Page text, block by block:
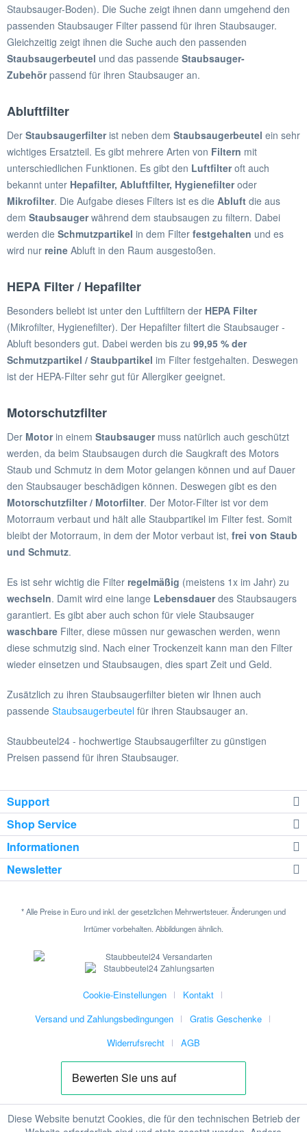
Staubsauger-Boden). Die Suche zeigt ihnen dann umgehend den
passenden Staubsauger Filter passend für ihren Staubsauger.
Gleichzeitig zeigt ihnen die Suche auch den passenden
Staubsaugerbeutel und das passende Staubsauger-
Zubehörpassend für ihren Staubsauger an.
Abluftfilter
Der Staubsaugerfilterist neben dem Staubsaugerbeutel ein sehr
wichtiges Ersatzteil. Es gibt mehrere Arten von Filtern mit
unterschiedlichen Funktionen. Es gibt den Luftfilteroft auch
bekannt unter Hepafilter, Abluftfilter, Hygienefilteroder
Mikrofilter. Die Aufgabe dieses Filters ist es die Abluft die aus
dem Staubsaugerwährend dem staubsaugen zu filtern. Dabei
werden die Schmutzpartikel in dem Filter festgehalten und es
wird nur reine Abluft in den Raum ausgestoßen.
HEPA Filter / Hepafilter
Besonders beliebt ist unter den Luftfiltern der HEPA Filter
(Mikrofilter, Hygienefilter). Der Hepafilter filtert die Staubsauger -
Abluft besonders gut. Dabei werden bis zu 99,95 % der
Schmutzpartikel / Staubpartikel im Filter festgehalten. Deswegen
ist der HEPA-Filter sehr gut für Allergiker geeignet.
Motorschutzfilter
Der Motorin einem Staubsaugermuss natürlich auch geschützt
werden, da beim Staubsaugen durch die Saugkraft des Motors
Staub und Schmutz in dem Motor gelangen können und auf Dauer
den Staubsauger beschädigen können. Deswegen gibt es den
Motorschutzfilter / Motorfilter. Der Motor-Filter ist vor dem
Motorraum verbaut und hält alle Staubpartikel im Filter fest. Somit
bleibt der Motorraum, in dem der Motor verbaut ist, frei von Staub
und Schmutz.
Es ist sehr wichtig die Filter regelmäßig (meistens 1x im Jahr) zu
wechseln. Damit wird eine lange Lebensdauerdes Staubsaugers
garantiert. Es gibt aber auch schon für viele Staubsauger
waschbare Filter, diese müssen nur gewaschen werden, wenn
diese schmutzig sind. Nach einer Trockenzeit kann man den Filter
wieder einsetzen und Staubsaugen, dies spart Zeit und Geld.
Zusätzlich zu ihren Staubsaugerfilter bieten wir Ihnen auch
passende Staubsaugerbeutel für ihren Staubsauger an.
Staubbeutel24 - hochwertige Staubsaugerfilter zu günstigen
Preisen passend für ihren Staubsauger.
Support
Shop Service
Informationen
Newsletter
* Alle Preise in Euro und inkl. der gesetzlichen Mehrwertsteuer. Änderungen und
Irrtümer vorbehalten. Abbildungen ähnlich.
Cookie-Einstellungen
Kontakt
Versand und Zahlungsbedingungen
Gratis Geschenke
Widerrufsrecht
AGB
Diese Website benutzt Cookies, die für den technischen Betrieb der